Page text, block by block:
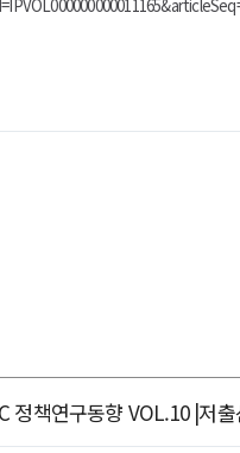
정책연구동향 VOL.10 |저